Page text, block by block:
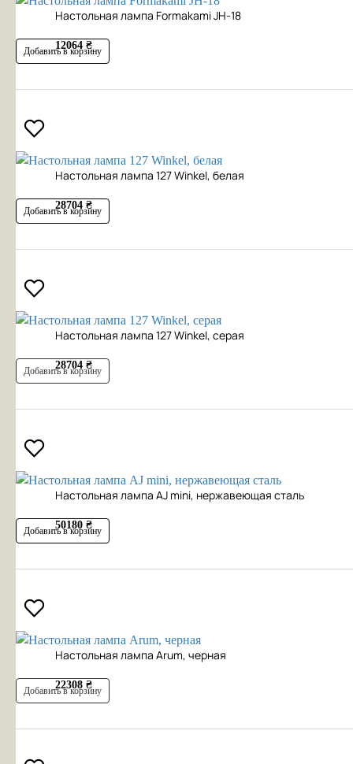
Настольная лампа Formakami JH-18
12064 ₴
Добавить в корзину
Настольная лампа 127 Winkel, белая
28704 ₴
Добавить в корзину
Настольная лампа 127 Winkel, серая
28704 ₴
Добавить в корзину
Настольная лампа AJ mini, нержавеющая сталь
50180 ₴
Добавить в корзину
Настольная лампа Arum, черная
22308 ₴
Добавить в корзину